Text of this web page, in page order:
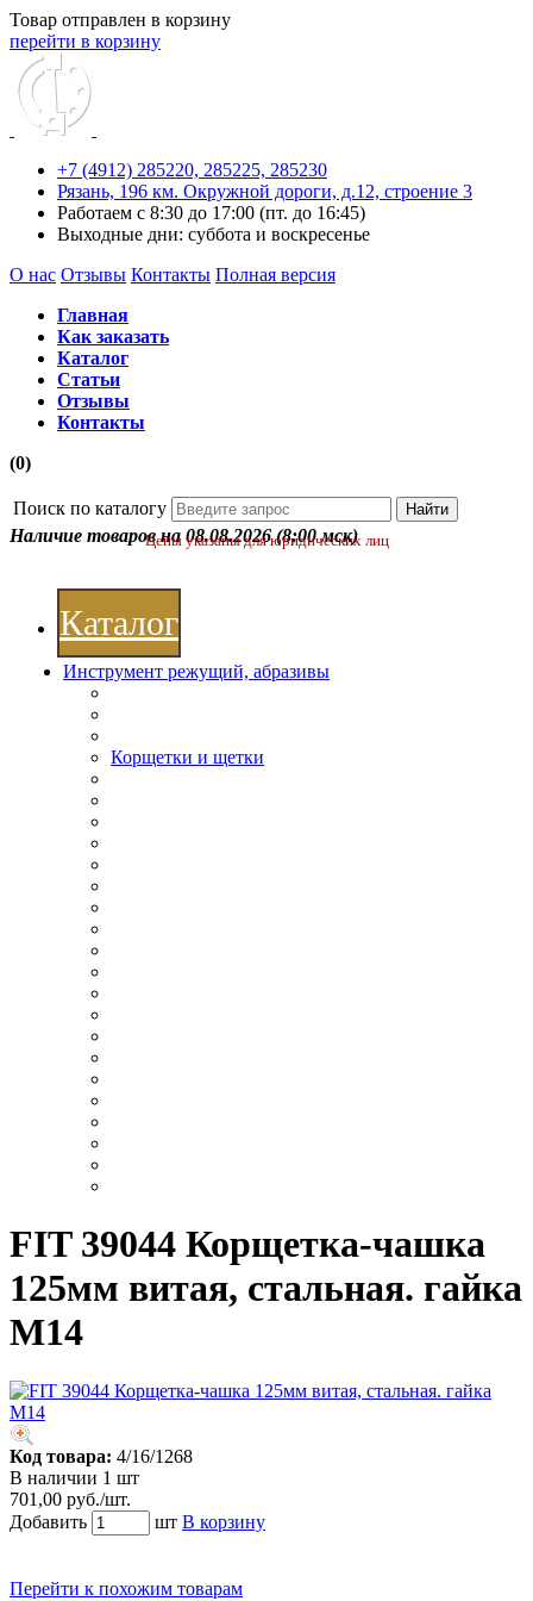
Товар отправлен в корзину
перейти в корзину
+7 (4912) 285220, 285225, 285230
Рязань, 196 км. Окружной дороги, д.12, строение 3
Работаем с 8:30 до 17:00 (пт. до 16:45)
Выходные дни: суббота и воскресенье
О нас Отзывы Контакты Полная версия
Главная
Как заказать
Каталог
Статьи
Отзывы
Контакты
(0)
Поиск по каталогу
Наличие товаров на 08.08.2026 (8:00 мск)
Цены указаны для юридических лиц
Каталог
Инструмент режущий, абразивы
Корщетки и щетки
FIT 39044 Корщетка-чашка
125мм витая, стальная. гайка
М14
Код товара: 4/16/1268
В наличии 1 шт
701,00 руб./шт.
Добавить
шт В корзину
Перейти к похожим товарам